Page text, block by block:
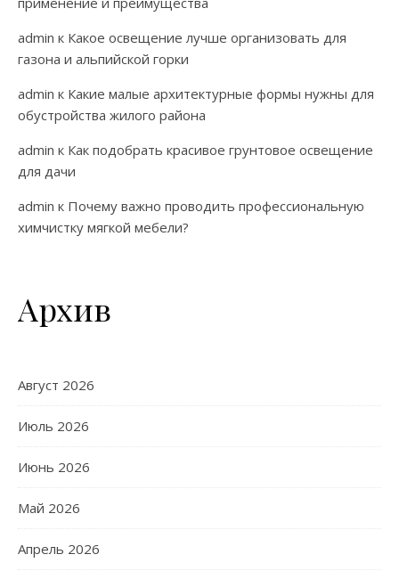
admin к Какое освещение лучше организовать для
газона и альпийской горки
admin к Какие малые архитектурные формы нужны для
обустройства жилого района
admin к Как подобрать красивое грунтовое освещение
для дачи
admin к Почему важно проводить профессиональную
химчистку мягкой мебели?
Архив
Август 2026
Июль 2026
Июнь 2026
Май 2026
Апрель 2026